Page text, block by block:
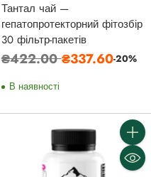
Тантал чай —
гепатопротекторний фітозбір
30 фільтр-пакетів
Звичайна
₴422.00₴337.60-20%
В наявності